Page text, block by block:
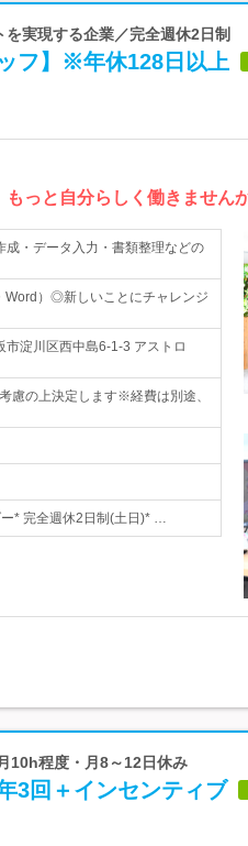
実現する企業／完全週休2日制
フ】※年休128日以上
っと自分らしく働きません
成・データ入力・書類整理などの
Word）◎新しいことにチャレンジ
淀川区西中島6-1-3 アストロ
慮の上決定します※経費は別途、
* 完全週休2日制(土日)* …
10h程度・月8～12日休み
3回＋インセンティブ